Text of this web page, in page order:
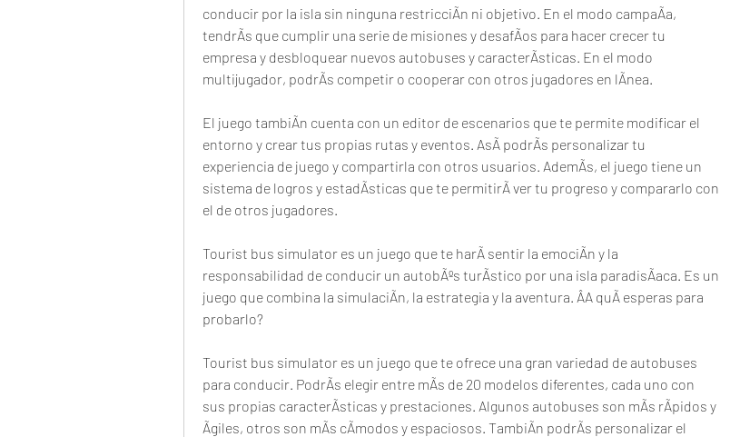
conducir por la isla sin ninguna restricciÃn ni objetivo. En el modo campaÃa,
tendrÃs que cumplir una serie de misiones y desafÃos para hacer crecer tu
empresa y desbloquear nuevos autobuses y caracterÃsticas. En el modo
multijugador, podrÃs competir o cooperar con otros jugadores en lÃnea.
El juego tambiÃn cuenta con un editor de escenarios que te permite modificar el
entorno y crear tus propias rutas y eventos. AsÃ podrÃs personalizar tu
experiencia de juego y compartirla con otros usuarios. AdemÃs, el juego tiene un
sistema de logros y estadÃsticas que te permitirÃ ver tu progreso y compararlo con
el de otros jugadores.
Tourist bus simulator es un juego que te harÃ sentir la emociÃn y la
responsabilidad de conducir un autobÃºs turÃstico por una isla paradisÃaca. Es un
juego que combina la simulaciÃn, la estrategia y la aventura. ÂA quÃ esperas para
probarlo?
Tourist bus simulator es un juego que te ofrece una gran variedad de autobuses
para conducir. PodrÃs elegir entre mÃs de 20 modelos diferentes, cada uno con
sus propias caracterÃsticas y prestaciones. Algunos autobuses son mÃs rÃpidos y
Ãgiles, otros son mÃs cÃmodos y espaciosos. TambiÃn podrÃs personalizar el